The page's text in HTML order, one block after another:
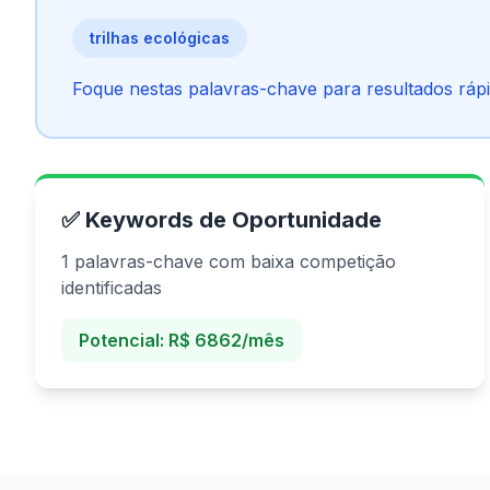
trilhas ecológicas
Foque nestas palavras-chave para resultados
✅ Keywords de Oportunidade
1 palavras-chave com baixa competição
identificadas
Potencial: R$ 6862/mês